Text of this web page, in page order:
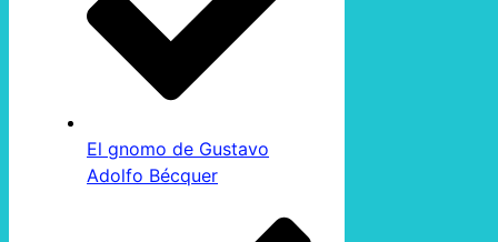
El gnomo de Gustavo
Adolfo Bécquer